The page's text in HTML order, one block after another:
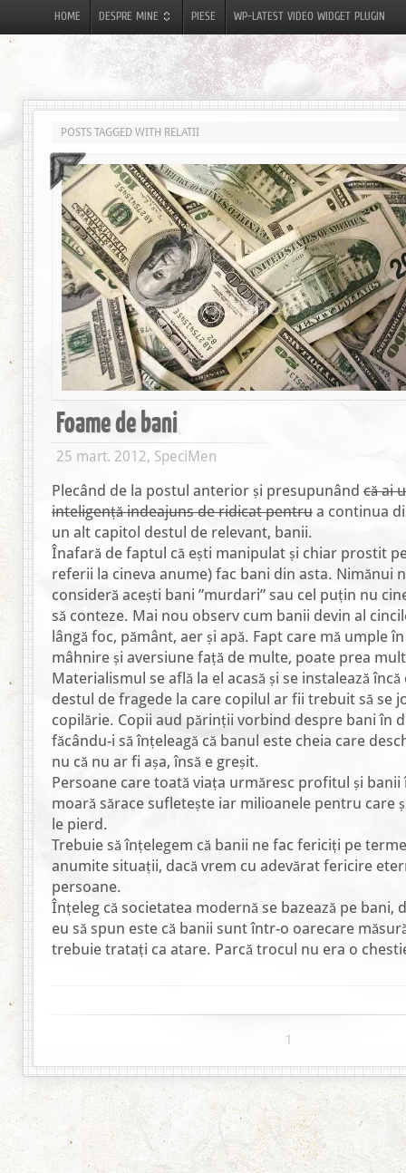
HOME DESPRE MINE PIESE WP-LATEST VIDEO WIDGET PLUGIN
POSTS TAGGED WITH RELATII
Foame de bani
25 mart. 2012, SpeciMen
Plecând de la postul anterior și presupunând că ai
inteligență indeajuns de ridicat pentru a continua
un alt capitol destul de relevant, banii.
Înafară de faptul că ești manipulat și chiar prostit
referii la cineva anume) fac bani din asta. Nimănui
consideră acești bani ”murdari” sau cel puțin nu
să conteze. Mai nou observ cum banii devin al
lângă foc, pământ, aer și apă. Fapt care mă umple
mâhnire și aversiune față de multe, poate prea
Materialismul se află la el acasă și se instalează
destul de fragede la care copilul ar fii trebuit să se
copilărie. Copii aud părinții vorbind despre bani în
făcându-i să înțeleagă că banul este cheia care
nu că nu ar fi așa, însă e greșit.
Persoane care toată viața urmăresc profitul și banii
moară sărace sufletește iar milioanele pentru care
le pierd.
Trebuie să înțelegem că banii ne fac fericiți pe
anumite situații, dacă vrem cu adevărat fericire
persoane.
Înțeleg că societatea modernă se bazează pe bani,
eu să spun este că banii sunt într-o oarecare
trebuie tratați ca atare. Parcă trocul nu era o
1